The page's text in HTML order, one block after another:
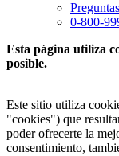
0-800-
Esta página utiliza
posible.
Este sitio utiliza
"cookies") que
poder ofrecerte la
consentimiento,